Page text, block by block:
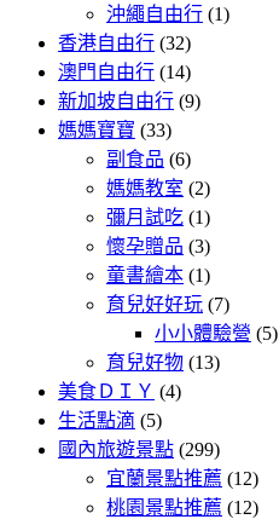
沖繩自由行 (1)
香港自由行 (32)
澳門自由行 (14)
新加坡自由行 (9)
媽媽寶寶 (33)
副食品 (6)
媽媽教室 (2)
彌月試吃 (1)
懷孕贈品 (3)
童書繪本 (1)
育兒好好玩 (7)
小小體驗營 (5)
育兒好物 (13)
美食ＤＩＹ (4)
生活點滴 (5)
國內旅遊景點 (299)
宜蘭景點推薦 (12)
桃園景點推薦 (12)